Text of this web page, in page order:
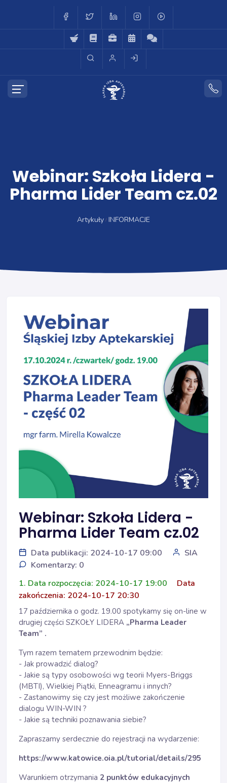
Webinar: Szkoła Lidera -
Pharma Lider Team cz.02
Artykuły INFORMACJE
Webinar: Szkoła Lidera -
Pharma Lider Team cz.02
Data publikacji: 2024-10-17 09:00
SIA
Komentarzy: 0
1. Data rozpoczęcia: 2024-10-17 19:00
Data
zakończenia: 2024-10-17 20:30
17 października o godz. 19.00 spotykamy się on-line w
drugiej części SZKOŁY LIDERA „Pharma Leader
Team” .
Tym razem tematem przewodnim będzie:
- Jak prowadzić dialog?
- Jakie są typy osobowości wg teorii Myers-Briggs
(MBTI), Wielkiej Piątki, Enneagramu i innych?
- Zastanowimy się czy jest możliwe zakończenie
dialogu WIN-WIN ?
- Jakie są techniki poznawania siebie?
Zapraszamy serdecznie do rejestracji na wydarzenie:
https://www.katowice.oia.pl/tutorial/details/295
Warunkiem otrzymania 2 punktów edukacyjnych